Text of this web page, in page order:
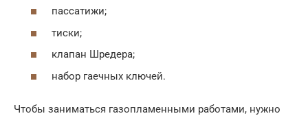
пассатижи;
тиски;
клапан Шредера;
набор гаечных ключей.
Чтобы заниматься газопламенными работами, нужно